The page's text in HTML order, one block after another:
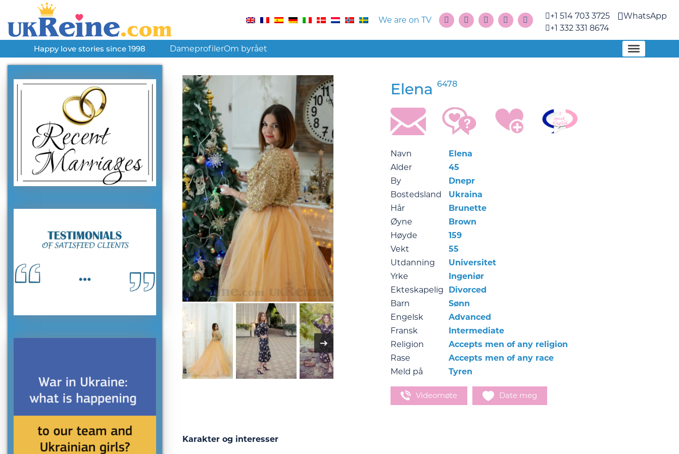
We are on TV
+1 514 703 3725
+1 332 331 8674
WhatsApp
Happy love stories since 1998 DameprofilerOm byrået
Elena 6478
Navn
Elena
Alder
45
By
Dnepr
Bostedsland
Ukraina
Hår
Brunette
Øyne
Brown
Høyde
159
Vekt
55
Utdanning
Universitet
Yrke
Ingeniør
Ekteskapelig
Divorced
Barn
Sønn
Engelsk
Advanced
Fransk
Intermediate
Religion
Accepts men of any religion
Rase
Accepts men of any race
Meld på
Tyren
Videomøte Date meg
Karakter og interesser